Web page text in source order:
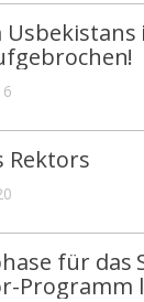
Rektors
für das